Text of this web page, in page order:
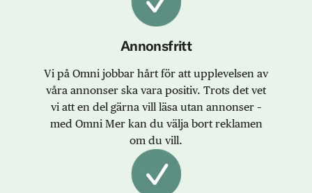
Annonsfritt
Vi på Omni jobbar hårt för att upplevelsen av
våra annonser ska vara positiv. Trots det vet
vi att en del gärna vill läsa utan annonser –
med Omni Mer kan du välja bort reklamen
om du vill.